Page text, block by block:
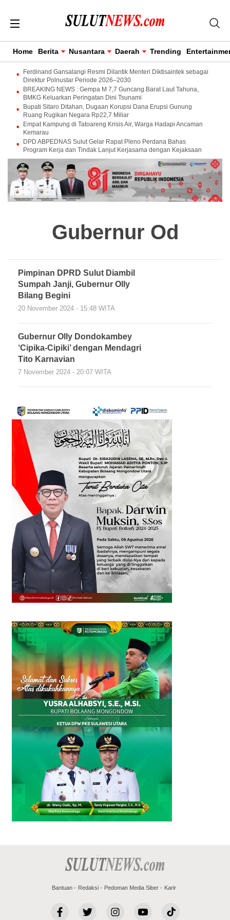
Home Berita Nusantara Daerah Trending
Ferdinand Gansalangi Resmi Dilantik Menteri Diktisaintek sebagai
Direktur Polnustar Periode 2026–2030
BREAKING NEWS : Gempa M 7,7 Guncang Barat Laut Tahuna,
BMKG Keluarkan Peringatan Dini Tsunami
Bupati Sitaro Ditahan, Dugaan Korupsi Dana Erupsi Gunung
Ruang Rugikan Negara Rp22,7 Miliar
Empat Kampung di Tatoareng Krisis Air, Warga Hadapi Ancaman
Kemarau
DPD ABPEDNAS Sulut Gelar Rapat Pleno Perdana Bahas
Program Kerja dan Tindak Lanjut Kerjasama dengan Kejaksaan
Gubernur Od
Pimpinan DPRD Sulut Diambil
Sumpah Janji, Gubernur Olly
Bilang Begini
20 November 2024 - 15:48 WITA
Gubernur Olly Dondokambey
‘Cipika-Cipiki’ dengan Mendagri
Tito Karnavian
7 November 2024 - 20:07 WITA
Bantuan Redaksi Pedoman Media Siber Karir